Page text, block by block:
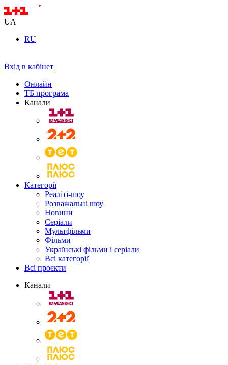
UA
RU
Вхід в кабінет
Онлайн
ТБ програма
Канали
Категорії
Реаліті-шоу
Розважальні шоу
Новини
Серіали
Мультфільми
Фільми
Українські фільми і серіали
Всі категорії
Всі проєкти
Канали